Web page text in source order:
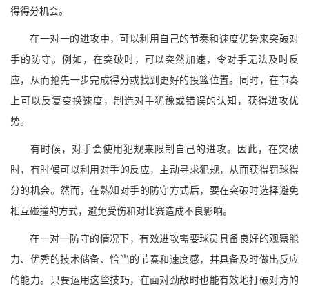
得得分机会。
在一对一的进攻中，可以利用自己的节奏和速度优势来突破对
手的防守。例如，在突破时，可以突然加速，令对手无法及时反
应，从而抢先一步完成得分或找到更好的投篮位置。同时，在节奏
上可以反复变换速度，制造对手犹豫或错误的认知，获得进攻优
势。
有时候，对手会使用犯规来限制自己的进攻。因此，在突破
时，有时候可以利用对手的反应，主动寻求犯规，从而获得罚球得
分的机会。然而，在熟知对手的防守方式后，要在突破时选择避免
相互碰撞的方式，避免受伤和对比赛造成不良影响。
在一对一防守的情况下，有效进攻需要球员具备良好的观察能
力、优秀的技术储备、恰当的节奏和速度感，并具备及时做出反应
的能力。只要运用这些技巧，在面对劲敌时也能有效地打破对方的